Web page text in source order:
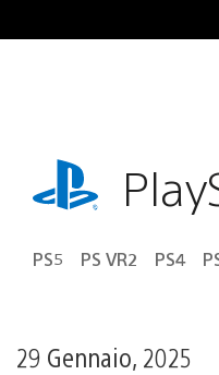
al
playstation.com
PS5 PS VR2 PS4
29 Gennaio, 2025